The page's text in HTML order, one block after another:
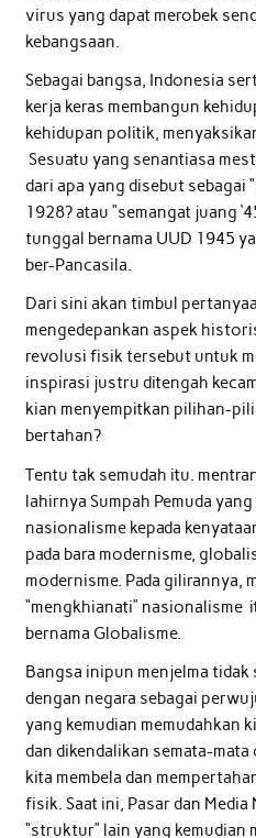
virus yang dapat merobek
kebangsaan.
Sebagai bangsa, Indonesia
kerja keras membangun
kehidupan politik,
Sesuatu yang senantiasa
dari apa yang disebut sebagai
1928? atau “semangat juang
tunggal bernama UUD 1945
ber-Pancasila.
Dari sini akan timbul
mengedepankan aspek
revolusi fisik tersebut untuk
inspirasi justru ditengah
kian menyempitkan pilihan-
bertahan?
Tentu tak semudah itu.
lahirnya Sumpah Pemuda
nasionalisme kepada
pada bara modernisme,
modernisme. Pada gilirannya,
“mengkhianati” nasionalisme
bernama Globalisme.
Bangsa inipun menjelma tidak
dengan negara sebagai
yang kemudian memudahkan
dan dikendalikan semata-mata
kita membela dan
fisik. Saat ini, Pasar dan Media
“struktur” lain yang kemudian